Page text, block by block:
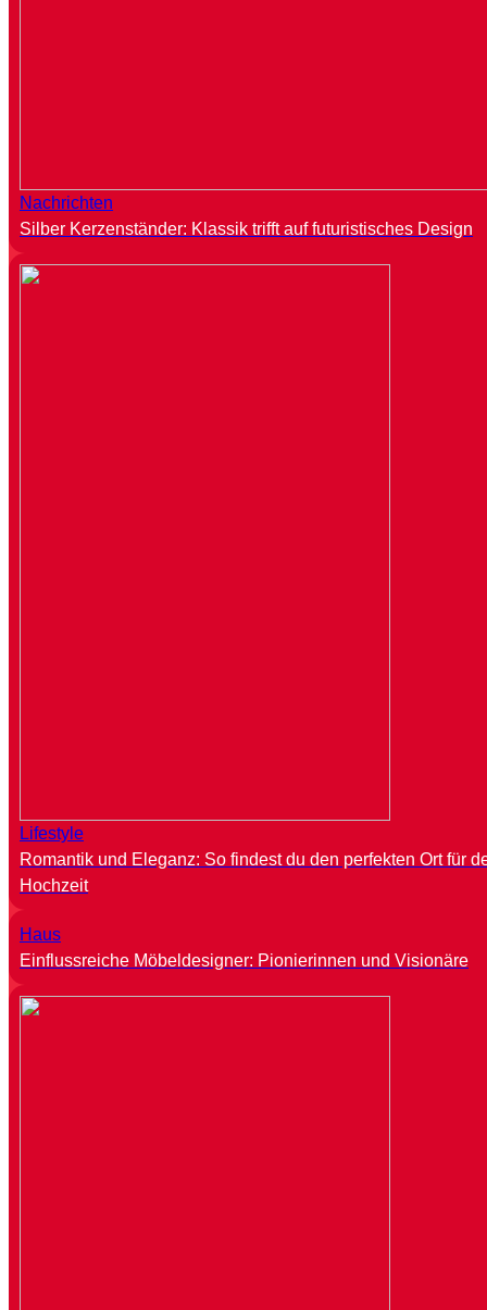
Nachrichten
Silber Kerzenständer: Klassik trifft auf futuristisches Design
Lifestyle
Romantik und Eleganz: So findest du den perfekten Ort für
Hochzeit
Haus
Einflussreiche Möbeldesigner: Pionierinnen und Visionäre